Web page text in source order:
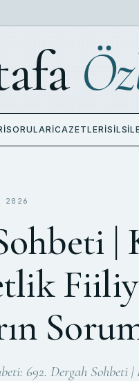
SORULARİCAZETLERI
2026
|
692. Dergah Sohbeti